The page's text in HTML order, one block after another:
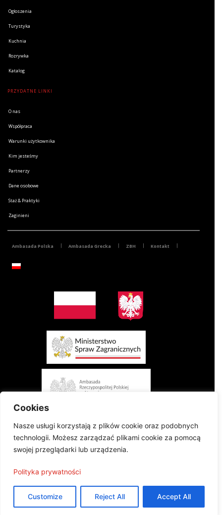
Cookies
Nasze usługi korzystają z plików cookie oraz podobnych
technologii. Możesz zarządzać plikami cookie za pomocą
swojej przeglądarki lub urządzenia.
Polityka prywatności
Customize Reject All Accept All
Ogłoszenia
Turystyka
Kuchnia
Rozrywka
Katalog
PRZYDATNE LINKI
O nas
Współpraca
Warunki użytkownika
Kim jesteśmy
Partnerzy
Dane osobowe
Staż & Praktyki
Zaginieni
Ambasada Polska Ambasada Grecka ZBH Kontakt
Projekt finansowany przez Ministerstwo Spraw Zagranicznych Rzeczypospolitej
Polskiej w konkursie „Polonia i Polacy za Granicą 2024 - Regranting”
Projekt współfinansowany przez Ambasadę Rzeczypospolitej Polskiej w Atenach